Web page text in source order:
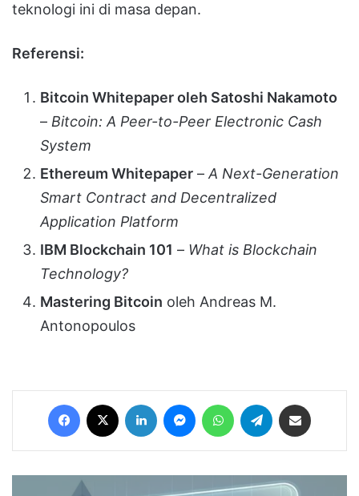
teknologi ini di masa depan.
Referensi:
Bitcoin Whitepaper oleh Satoshi Nakamoto
– Bitcoin: A Peer-to-Peer Electronic Cash
System
Ethereum Whitepaper –A Next-Generation
Smart Contract and Decentralized
Application Platform
IBM Blockchain 101 – What is Blockchain
Technology?
Mastering Bitcoin oleh Andreas M.
Antonopoulos
Facebook LinkedIn MessengerWhatsAppTelegram